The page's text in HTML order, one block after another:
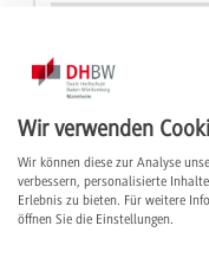
BorgWarner Battery
Bosch
Busch-Jaeger Elektro
Wir verwenden
Wir können diese zur Analyse
verbessern, personalisierte
Erlebnis zu bieten. Für weitere
öffnen Sie die Einstellungen.